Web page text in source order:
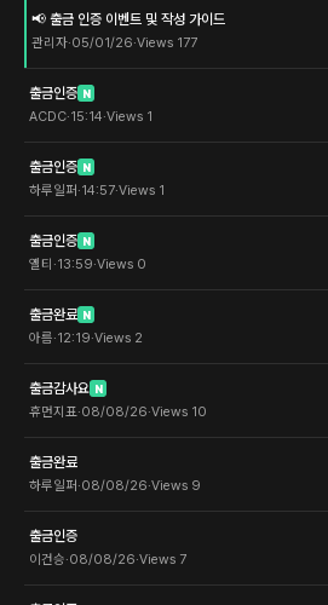
📢 출금 인증 이벤트 및 작성 가이드
관리자·05/01/26·Views 177
출금인증 N
ACDC·15:14·Views 1
출금인증 N
하루일퍼·14:57·Views 1
출금인증 N
옐티 ·13:59·Views 0
출금완료 N
아름·12:19·Views 2
출금감사요 N
휴먼지표·08/08/26·Views 10
출금완료
하루일퍼·08/08/26·Views 9
출금인증
이건승·08/08/26·Views 7